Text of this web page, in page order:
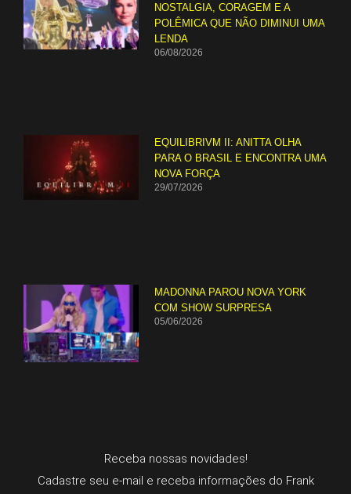
NOSTALGIA, CORAGEM E A
POLÊMICA QUE NÃO DIMINUI UMA
LENDA
06/08/2026
EQUILIBRIVM II: ANITTA OLHA
PARA O BRASIL E ENCONTRA UMA
NOVA FORÇA
29/07/2026
MADONNA PAROU NOVA YORK
COM SHOW SURPRESA
05/06/2026
Receba nossas novidades!
Cadastre seu e-mail e receba informações do Frank